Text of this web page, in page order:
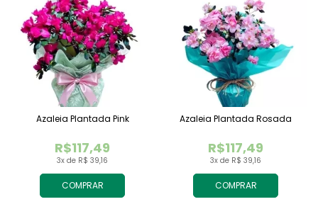
COMPRAR
3x de R$ 39,16
R$117,49
Azaleia Plantada Pink
COMPRAR
3x de R$ 39,16
R$117,49
Azaleia Plantada Rosada